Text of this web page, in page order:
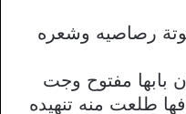
رصاصيه وشعره
بابها مفتوح وجت
طلعت منه تنهيده